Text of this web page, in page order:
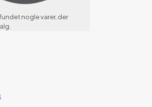
nogle varer, der